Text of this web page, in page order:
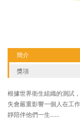
簡介
獎項
根據世界衛生組織的測試
失會嚴重影響一個人在工
靜陪伴他們一生......